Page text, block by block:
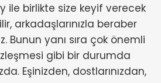
ile birlikte size keyif verecek
arkadaşlarınızla beraber
Bunun yanı sıra çok önemli
gibi bir durumda
Eşinizden, dostlarınızdan,